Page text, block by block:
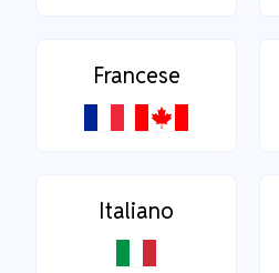
Francese
Italiano